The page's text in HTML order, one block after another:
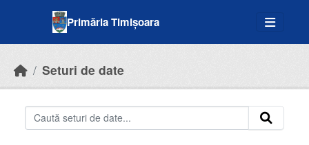
Primăria Timișoara
Seturi de date